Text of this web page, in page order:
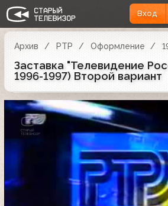
Вход
Архив РТР Оформление
Заставка "Телевидение
1996-1997) Второй вариант